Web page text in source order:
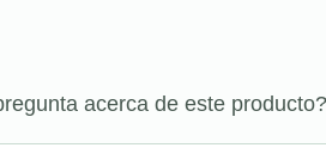
acerca de este producto?